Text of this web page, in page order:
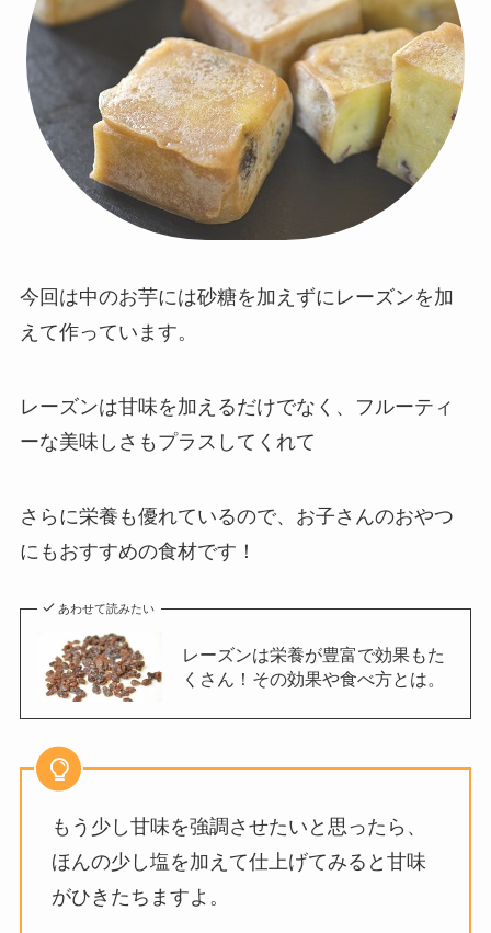
今回は中のお芋には砂糖を加えずにレーズンを加
えて作っています。
レーズンは甘味を加えるだけでなく、フルーティ
ーな美味しさもプラスしてくれて
さらに栄養も優れているので、お子さんのおやつ
にもおすすめの食材です！
あわせて読みたい
レーズンは栄養が豊富で効果もた
くさん！その効果や食べ方とは。
もう少し甘味を強調させたいと思ったら、
ほんの少し塩を加えて仕上げてみると甘味
がひきたちますよ。